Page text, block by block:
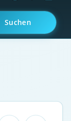
Suchen